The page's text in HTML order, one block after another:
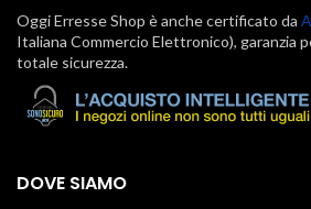
Oggi Erresse Shop è anche certificato da
Italiana Commercio Elettronico), garanzia
totale sicurezza.
DOVE SIAMO